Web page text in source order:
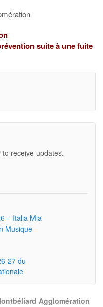
suite à une fuite
receive updates.
– Italia Mia
Musique
27 du
Agglomération